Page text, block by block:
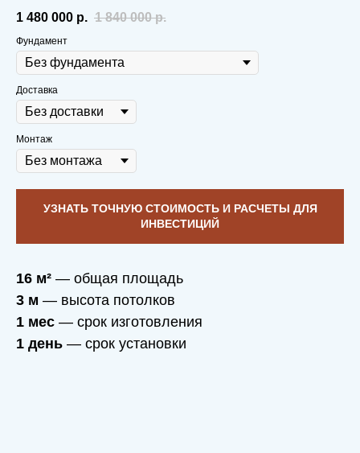
1 480 000 р. 1 840 000 р.
Фундамент
Доставка
Монтаж
УЗНАТЬ ТОЧНУЮ СТОИМОСТЬ И РАСЧЕТЫ ДЛЯ
ИНВЕСТИЦИЙ
16 м² — общая площадь
3 м — высота потолков
1 мес — срок изготовления
1 день — срок установки